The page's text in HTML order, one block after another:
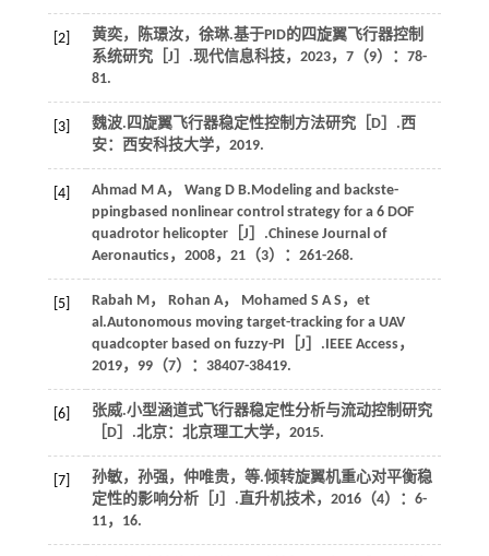
[2]
黄奕，陈璟汝，徐琳.基于PID的四旋翼飞行器控制
系统研究［J］.现代信息科技 ， 2023， 7（9）：78-
81.
[3]
魏波.四旋翼飞行器稳定性控制方法研究［D］.西
安：西安科技大学， 2019.
[4] Ahmad M A， Wang D B.Modeling and backste-
ppingbased nonlinear control strategy for a 6 DOF
quadrotor helicopter［J］.Chinese Journal of
Aeronautics， 2008， 21（3）：261-268.
[5] Rabah M ， Rohan A， Mohamed S A S ， et
al .Autonomous moving target-tracking for a UAV
quadcopter based on fuzzy-PI［J］. IEEE Access，
2019， 99（7）：38407-38419.
[6]
张威.小型涵道式飞行器稳定性分析与流动控制研究
［D］.北京：北京理工大学， 2015.
[7] 孙敏，孙强，仲唯贵， 等.倾转旋翼机重心对平衡稳
定性的影响分析［J］.直升机技术， 2016（4）：6-
11，16.